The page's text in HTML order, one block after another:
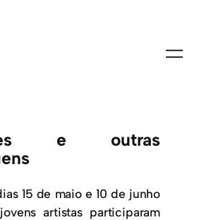
e outras
15 de maio e 10 de junho
artistas participaram